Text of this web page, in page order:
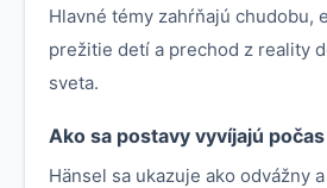
Hlavné témy zahŕňajú chudobu,
prežitie detí a prechod z reality
sveta.
Ako sa postavy vyvíjajú
Hänsel sa ukazuje ako odvážny